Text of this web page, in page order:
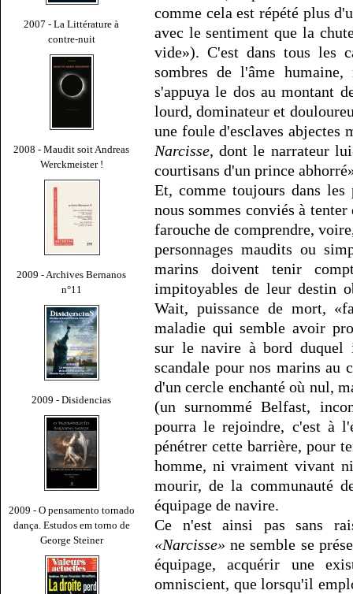
2007 - La Littérature à
contre-nuit
2008 - Maudit soit Andreas
Werckmeister !
2009 - Archives Bernanos
n°11
2009 - Disidencias
2009 - O pensamento tornado
dança. Estudos em torno de
George Steiner
comme cela est répété plus
avec le sentiment que la
vide»). C'est dans tous les
sombres de l'âme
s'appuya le dos au montant
lourd, dominateur et
une foule d'esclaves abjectes
Narcisse, dont le narrateur
courtisans d'un prince
Et, comme toujours dans les
nous sommes conviés à
farouche de comprendre,
personnages maudits ou
marins doivent tenir
impitoyables de leur destin
Wait, puissance de mort,
maladie qui semble avoir
sur le navire à bord duquel
scandale pour nos marins au
d'un cercle enchanté où nul,
(un surnommé Belfast,
pourra le rejoindre, c'est à
pénétrer cette barrière, pour
homme, ni vraiment vivant
mourir, de la communauté
équipage de navire.
Ce n'est ainsi pas sans
«Narcisse» ne semble se
équipage, acquérir une
omniscient, que lorsqu'il